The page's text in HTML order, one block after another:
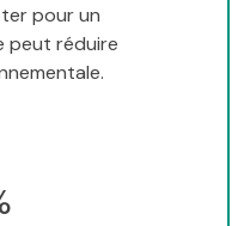
pour un
peut réduire